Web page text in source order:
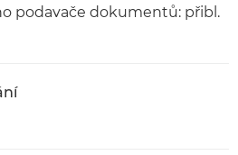
podavače dokumentů: přibl.